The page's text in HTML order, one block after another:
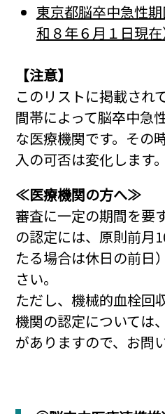
東京都脳卒中急性
和８年６月１日現在
【注意】
このリストに掲載され
間帯によって脳卒中急
な医療機関です。その
入の可否は変化します。
≪医療機関の方へ≫
審査に一定の期間を要
の認定には、原則前月
たる場合は休日の前日
さい。
ただし、機械的血栓回
機関の認定については
がありますので、お問